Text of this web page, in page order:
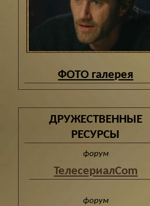
ФОТО галерея
ДРУЖЕСТВЕННЫЕ
РЕСУРСЫ
форум
ТелесериалCom
форум